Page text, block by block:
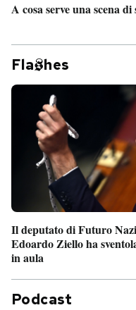
A cosa serve una scena di
Fla hes
Il deputato di Futuro
Edoardo Ziello ha
in aula
Podcast